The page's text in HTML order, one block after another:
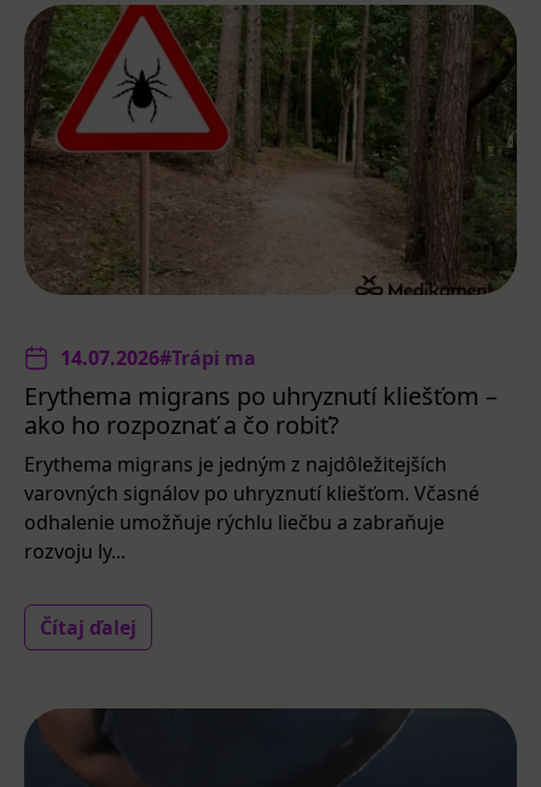
14.07.2026#Trápi ma
Erythema migrans po uhryznutí kliešťom –
ako ho rozpoznať a čo robiť?
Erythema migrans je jedným z najdôležitejších
varovných signálov po uhryznutí kliešťom. Včasné
odhalenie umožňuje rýchlu liečbu a zabraňuje
rozvoju ly...
Čítaj ďalej